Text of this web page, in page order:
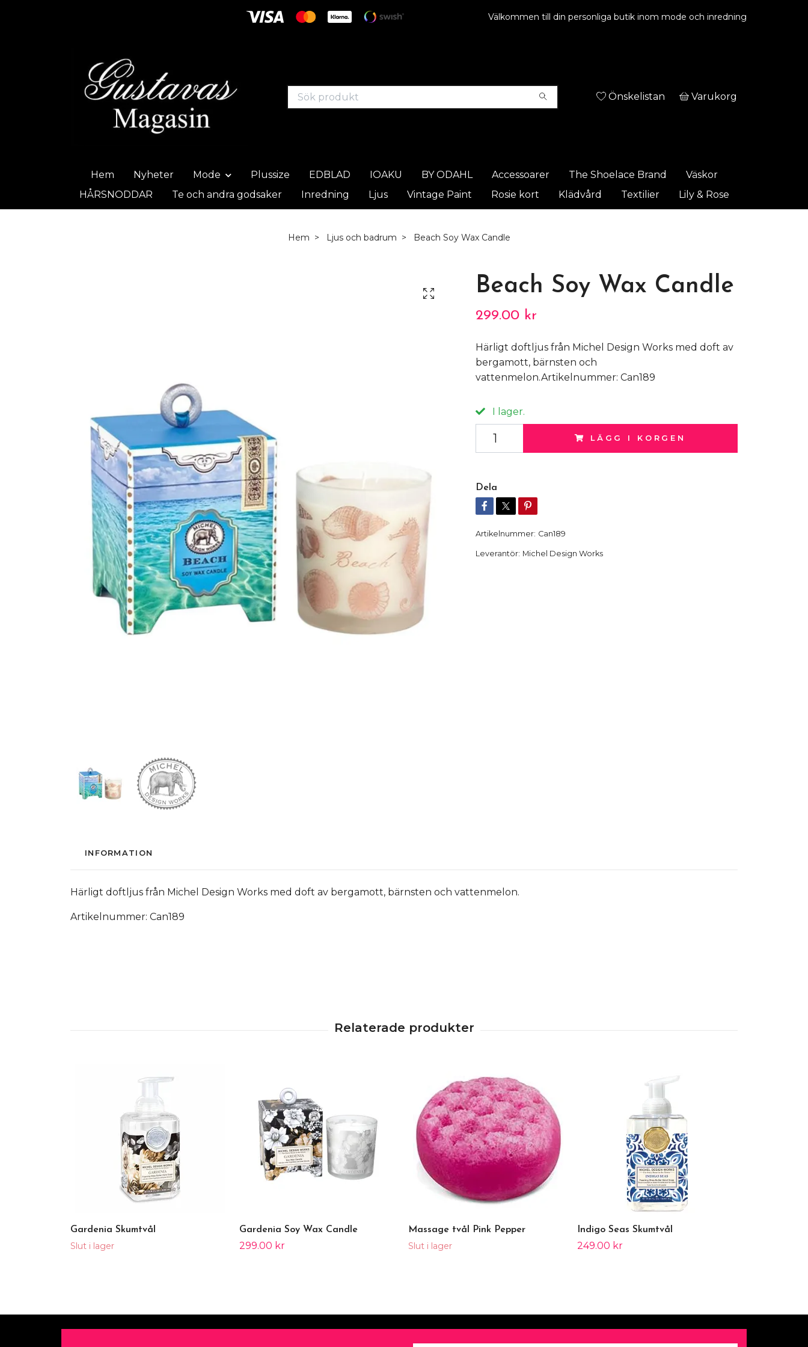
Välkommen till din personliga butik inom mode och inredning
Önskelistan Varukorg
Hem Nyheter Mode Plussize EDBLAD IOAKU BY ODAHL Accessoarer The Shoelace Brand
Väskor
HÅRSNODDAR
Te och andra godsaker Inredning Ljus Vintage Paint Rosie kort Klädvård Textilier Lily & Rose
Hem Ljus och badrum Beach Soy Wax Candle
Beach Soy Wax Candle
299.00 kr
Härligt doftljus från Michel Design Works med doft av
bergamott, bärnsten och
vattenmelon.Artikelnummer: Can189
I lager.
LÄGG I KORGEN
Dela
Artikelnummer: Can189
Leverantör: Michel Design Works
INFORMATION
Härligt doftljus från Michel Design Works med doft av bergamott, bärnsten och vattenmelon.
Artikelnummer: Can189
Gardenia Skumtvål
Slut i lager
Gardenia Soy Wax Candle
299.00 kr
Massage tvål Pink Pepper
Slut i lager
Indigo Seas Skumtvål
249.00 kr